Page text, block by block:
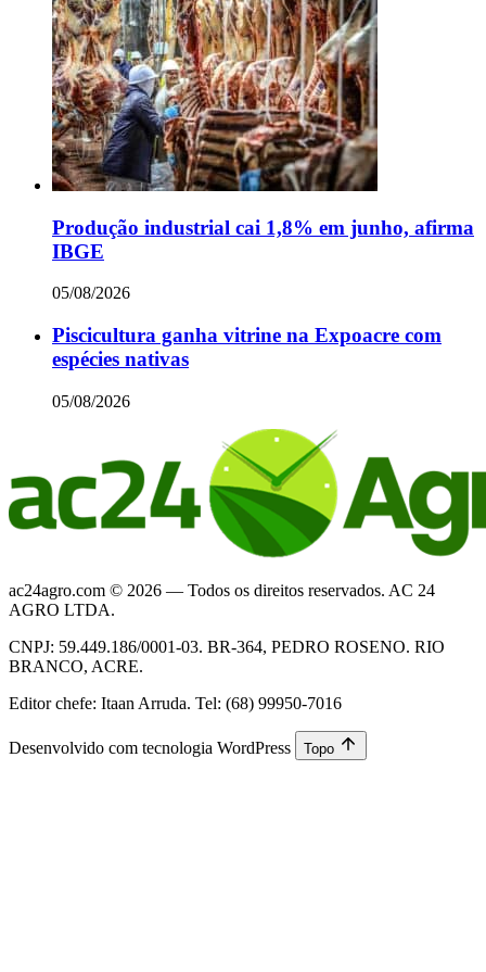
Produção industrial cai 1,8% em junho, afirma
IBGE
05/08/2026
Piscicultura ganha vitrine na Expoacre com
espécies nativas
05/08/2026
ac24agro.com © 2026 — Todos os direitos reservados. AC 24
AGRO LTDA.
CNPJ: 59.449.186/0001-03. BR-364, PEDRO ROSENO. RIO
BRANCO, ACRE.
Editor chefe: Itaan Arruda. Tel: (68) 99950-7016
Desenvolvido com tecnologia WordPress Topo